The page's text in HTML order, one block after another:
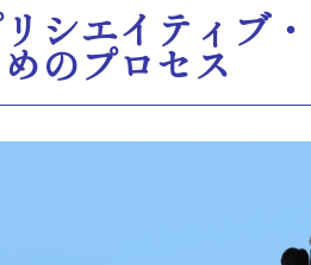
シエイティブ
のプロセス